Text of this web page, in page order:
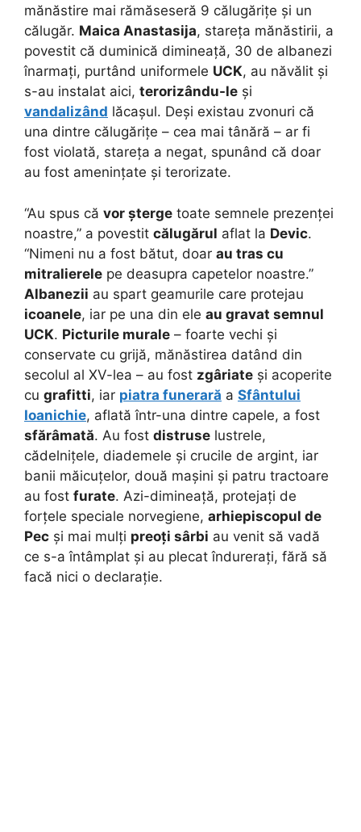
mănăstire mai rămăseseră 9 călugărițe și un
călugăr. Maica Anastasija, stareța mănăstirii, a
povestit că duminică dimineață, 30 de albanezi
înarmați, purtând uniformele UCK, au năvălit și
s-au instalat aici, terorizându-le și
vandalizând lăcașul. Deși existau zvonuri că
una dintre călugărițe – cea mai tânără – ar fi
fost violată, stareța a negat, spunând că doar
au fost amenințate și terorizate.
“Au spus că vor șterge toate semnele prezenței
noastre,” a povestit călugărul aflat la Devic.
“Nimeni nu a fost bătut, doar au tras cu
mitralierele pe deasupra capetelor noastre.”
Albanezii au spart geamurile care protejau
icoanele, iar pe una din ele au gravat semnul
UCK. Picturile murale – foarte vechi și
conservate cu grijă, mănăstirea datând din
secolul al XV-lea – au fost zgâriate și acoperite
cu grafitti, iar piatra funerară a Sfântului
Ioanichie, aflată într-una dintre capele, a fost
sfărâmată. Au fost distruse lustrele,
cădelnițele, diademele și crucile de argint, iar
banii măicuțelor, două mașini și patru tractoare
au fost furate. Azi-dimineață, protejați de
forțele speciale norvegiene, arhiepiscopul de
Pec și mai mulți preoți sârbi au venit să vadă
ce s-a întâmplat și au plecat îndurerați, fără să
facă nici o declarație.